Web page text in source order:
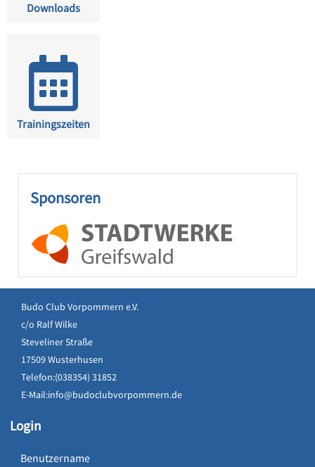
Downloads
Trainingszeiten
Sponsoren
Budo Club Vorpommern e.V.
c/o Ralf Wilke
Steveliner Straße
17509 Wusterhusen
Telefon:(038354) 31852
E-Mail:info@budoclubvorpommern.de
Login
Benutzername